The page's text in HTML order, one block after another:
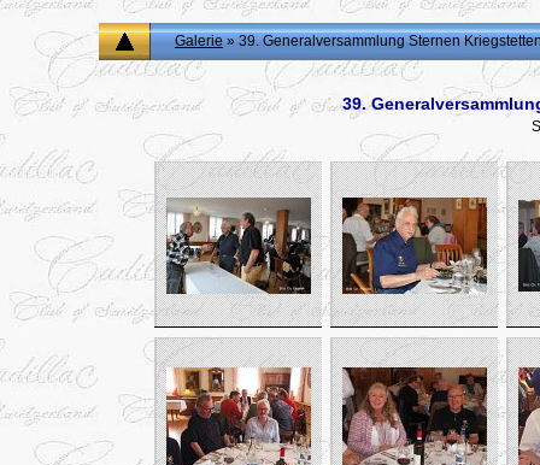
Galerie» 39. Generalversammlung Sternen
39.